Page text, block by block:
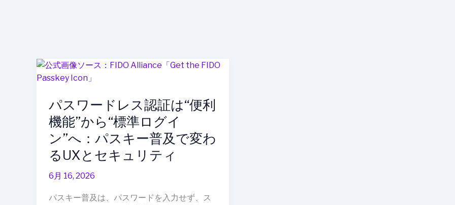
パスワードレス認証は“便利
機能”から“標準ログイ
ン”へ：パスキー普及で変わ
るUXとセキュリティ
6月 16, 2026
パスキー普及は、パスワードを入力せず、ス
パ
ス
ー
ド
レ
ス
認
は“便